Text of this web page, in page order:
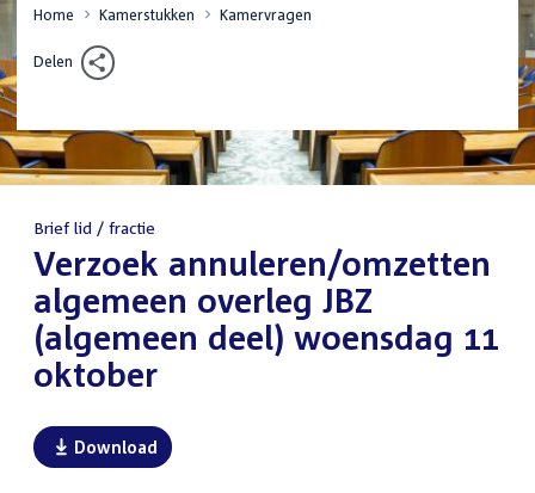
Home Kamerstukken Kamervragen
Delen
Brief lid / fractie
:Verzoek annuleren/omzetten
algemeen overleg JBZ
(algemeen deel) woensdag 11
oktober
Download